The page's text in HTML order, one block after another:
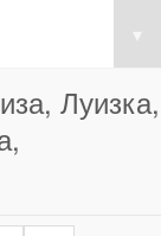
▾
Луизка,